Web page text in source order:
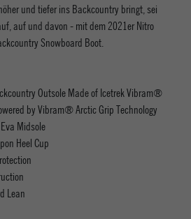
und tiefer ins Backcountry bringt, sei
auf und davon - mit dem 2021er Nitro
Snowboard Boot.
Outsole Made of Icetrek Vibram®
by Vibram® Arctic Grip Technology
Midsole
Heel Cup
Lean